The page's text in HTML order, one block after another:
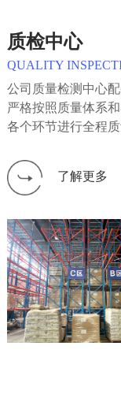
质检中心
QUALITY
公司质量检测中心
严格按照质量体系
各个环节进行全程质
了解更多